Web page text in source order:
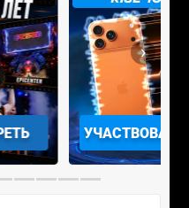
УЧАСТВОВАТЬ
›